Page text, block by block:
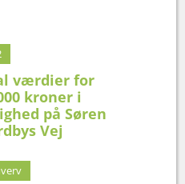
værdier for
kroner i
på Søren
Vej